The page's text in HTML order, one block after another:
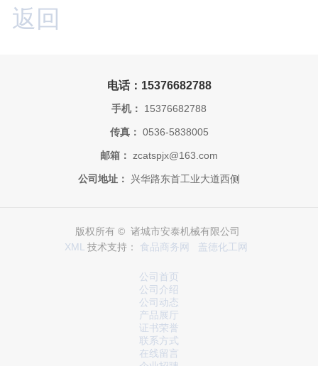
返回
电话：15376682788
手机： 15376682788
传真： 0536-5838005
邮箱： zcatspjx@163.com
公司地址： 兴华路东首工业大道西侧
版权所有 © 诸城市安泰机械有限公司
XML 技术支持： 食品商务网 盖德化工网
公司首页
公司介绍
公司动态
产品展厅
证书荣誉
联系方式
在线留言